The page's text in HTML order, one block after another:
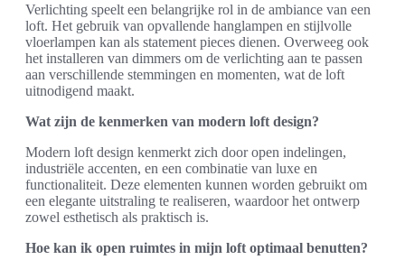
Verlichting speelt een belangrijke rol in de ambiance van een
loft. Het gebruik van opvallende hanglampen en stijlvolle
vloerlampen kan als statement pieces dienen. Overweeg ook
het installeren van dimmers om de verlichting aan te passen
aan verschillende stemmingen en momenten, wat de loft
uitnodigend maakt.
Wat zijn de kenmerken van modern loft design?
Modern loft design kenmerkt zich door open indelingen,
industriële accenten, en een combinatie van luxe en
functionaliteit. Deze elementen kunnen worden gebruikt om
een elegante uitstraling te realiseren, waardoor het ontwerp
zowel esthetisch als praktisch is.
Hoe kan ik open ruimtes in mijn loft optimaal benutten?